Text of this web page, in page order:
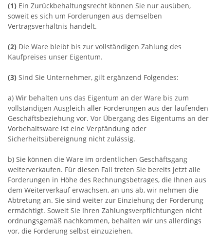
(1) Ein Zurückbehaltungsrecht können Sie nur ausüben,
soweit es sich um Forderungen aus demselben
Vertragsverhältnis handelt.
(2) Die Ware bleibt bis zur vollständigen Zahlung des
Kaufpreises unser Eigentum.
(3) Sind Sie Unternehmer, gilt ergänzend Folgendes:
a) Wir behalten uns das Eigentum an der Ware bis zum
vollständigen Ausgleich aller Forderungen aus der laufenden
Geschäftsbeziehung vor. Vor Übergang des Eigentums an der
Vorbehaltsware ist eine Verpfändung oder
Sicherheitsübereignung nicht zulässig.
b) Sie können die Ware im ordentlichen Geschäftsgang
weiterverkaufen. Für diesen Fall treten Sie bereits jetzt alle
Forderungen in Höhe des Rechnungsbetrages, die Ihnen aus
dem Weiterverkauf erwachsen, an uns ab, wir nehmen die
Abtretung an. Sie sind weiter zur Einziehung der Forderung
ermächtigt. Soweit Sie Ihren Zahlungsverpflichtungen nicht
ordnungsgemäß nachkommen, behalten wir uns allerdings
vor, die Forderung selbst einzuziehen.